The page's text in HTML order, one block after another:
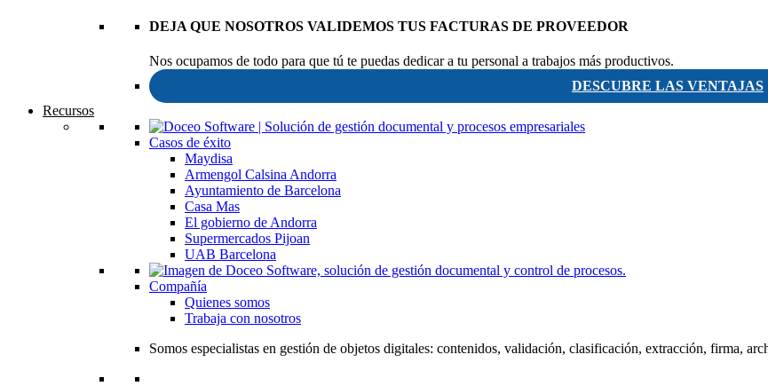
DEJA QUE NOSOTROS VALIDEMOS TUS FACTURAS DE PROVEEDOR
Nos ocupamos de todo para que tú te puedas dedicar a tu personal a trabajos más productivos.
DESCUBRE LAS VENTAJAS
Recursos
Casos de éxito
Maydisa
Armengol Calsina Andorra
Ayuntamiento de Barcelona
Casa Mas
El gobierno de Andorra
Supermercados Pijoan
UAB Barcelona
Compañía
Quienes somos
Trabaja con nosotros
Somos especialistas en gestión de objetos digitales: contenidos, validación, clasificación, extracción, firma,